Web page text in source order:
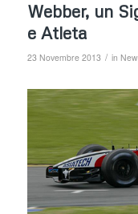
Webber, un
e Atleta
23 Novembre 2013 / in